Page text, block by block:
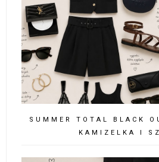
SUMMER TOTAL BLACK
KAMIZELKA I